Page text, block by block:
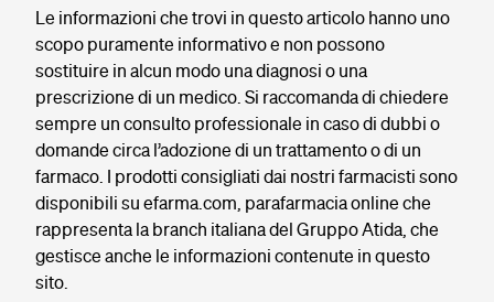
Le informazioni che trovi in questo articolo hanno uno
scopo puramente informativo e non possono
sostituire in alcun modo una diagnosi o una
prescrizione di un medico. Si raccomanda di chiedere
sempre un consulto professionale in caso di dubbi o
domande circa l’adozione di un trattamento o di un
farmaco. I prodotti consigliati dai nostri farmacisti sono
disponibili su efarma.com, parafarmacia online che
rappresenta la branch italiana del Gruppo Atida, che
gestisce anche le informazioni contenute in questo
sito.